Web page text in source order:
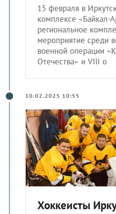
15 февраля в
комплексе «Байкал-
региональное
мероприятие среди
военной операции
Отечества» и VIII о
10.02.2025 10:55
Хоккеисты